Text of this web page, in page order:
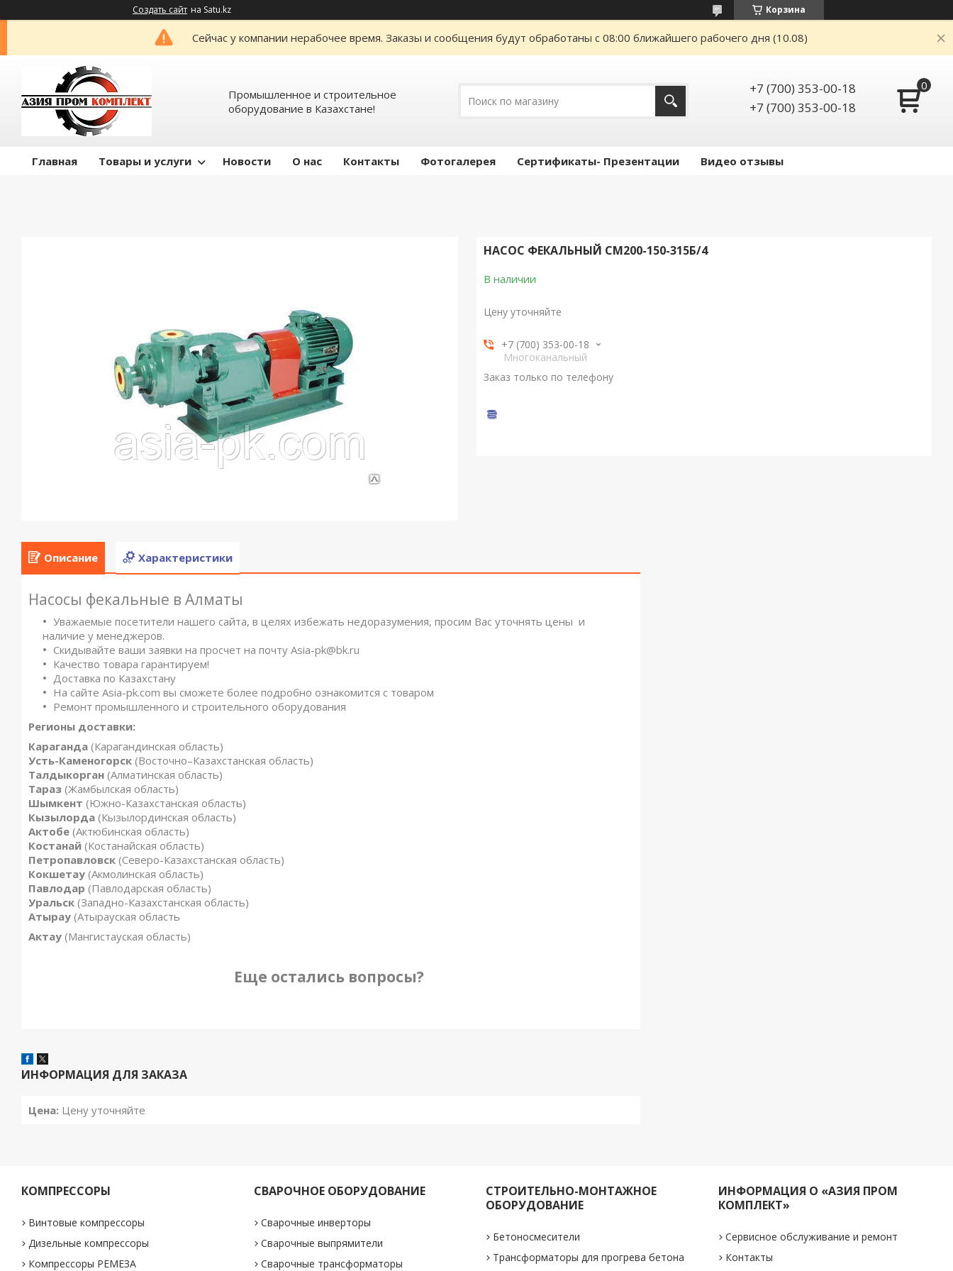
Создать сайт на Satu.kz Корзина
Сейчас у компании нерабочее время. Заказы и сообщения будут обработаны с 08:00 ближайшего рабочего дня (10.08)
Промышленное и строительное
оборудование в Казахстане!
+7 (700) 353-00-18
+7 (700) 353-00-18
Главная Товары и услуги Новости О нас Контакты Фотогалерея Сертификаты- Презентации Видео отзывы
НАСОС ФЕКАЛЬНЫЙ СМ200-150-315Б/4
В наличии
Цену уточняйте
+7 (700) 353-00-18
Многоканальный
Заказ только по телефону
Описание Характеристики
Насосы фекальные в Алматы
Уважаемые посетители нашего сайта, в целях избежать недоразумения, просим Вас уточнять цены и
наличие у менеджеров.
Скидывайте ваши заявки на просчет на почту Asia-pk@bk.ru
Качество товара гарантируем!
Доставка по Казахстану
На сайте Asia-pk.com вы сможете более подробно ознакомится с товаром
Ремонт промышленного и строительного оборудования
Регионы доставки:
Караганда (Карагандинская область)
Усть-Каменогорск (Восточно–Казахстанская область)
Талдыкорган (Алматинская область)
Тараз (Жамбылская область)
Шымкент (Южно-Казахстанская область)
Кызылорда (Кызылординская область)
Актобе (Актюбинская область)
Костанай (Костанайская область)
Петропавловск (Северо-Казахстанская область)
Кокшетау (Акмолинская область)
Павлодар (Павлодарская область)
Уральск (Западно-Казахстанская область)
Атырау (Атырауская область
Актау (Мангистауская область)
Еще остались вопросы?
ИНФОРМАЦИЯ ДЛЯ ЗАКАЗА
Цена: Цену уточняйте
КОМПРЕССОРЫ
Винтовые компрессоры
Дизельные компрессоры
Компрессоры РЕМЕЗА
СВАРОЧНОЕ ОБОРУДОВАНИЕ
Сварочные инверторы
Сварочные выпрямители
Сварочные трансформаторы
СТРОИТЕЛЬНО-МОНТАЖНОЕ
ОБОРУДОВАНИЕ
Бетоносмесители
Трансформаторы для прогрева бетона
ИНФОРМАЦИЯ О «АЗИЯ ПРОМ
КОМПЛЕКТ»
Сервисное обслуживание и ремонт
Контакты